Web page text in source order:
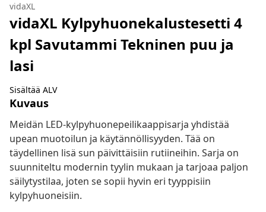
vidaXL
vidaXL Kylpyhuonekalustesetti 4
kpl Savutammi Tekninen puu ja
lasi
Sisältää ALV
Kuvaus
Meidän LED-kylpyhuonepeilikaappisarja yhdistää
upean muotoilun ja käytännöllisyyden. Tää on
täydellinen lisä sun päivittäisiin rutiineihin. Sarja on
suunniteltu modernin tyylin mukaan ja tarjoaa paljon
säilytystilaa, joten se sopii hyvin eri tyyppisiin
kylpyhuoneisiin.